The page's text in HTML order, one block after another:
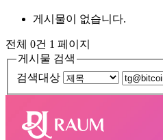
게시물이 없습니다.
전체 0건 1 페이지
게시물 검색
검색대상